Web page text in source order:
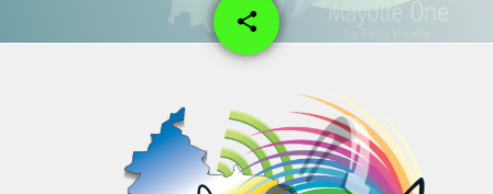
DIRECT RADIO
share
email